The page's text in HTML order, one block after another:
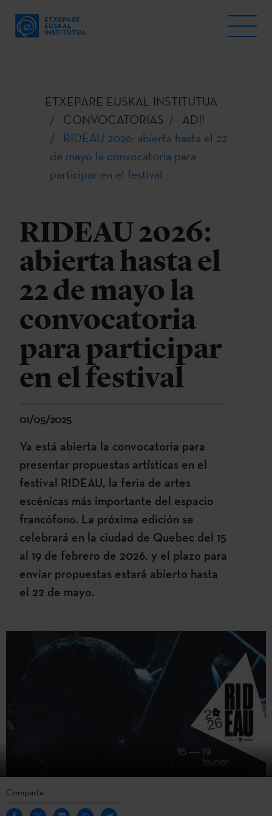
ETXEPARE EUSKAL INSTITUTUA
CONVOCATORIAS
ADI!
RIDEAU 2026: abierta hasta el 22
de mayo la convocatoria para
participar en el festival
RIDEAU 2026:
abierta hasta el
22 de mayo la
convocatoria
para participar
en el festival
01/05/2025
Ya está abierta la convocatoria para
presentar propuestas artísticas en el
festival RIDEAU, la feria de artes
escénicas más importante del espacio
francófono. La próxima edición se
celebrará en la ciudad de Quebec del 15
al 19 de febrero de 2026, y el plazo para
enviar propuestas estará abierto hasta
el 22 de mayo.
Comparte